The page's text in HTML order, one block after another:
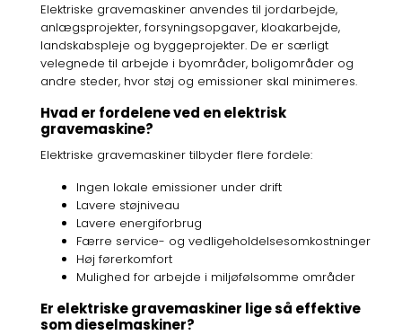
Elektriske gravemaskiner anvendes til jordarbejde,
anlægsprojekter, forsyningsopgaver, kloakarbejde,
landskabspleje og byggeprojekter. De er særligt
velegnede til arbejde i byområder, boligområder og
andre steder, hvor støj og emissioner skal minimeres.
Hvad er fordelene ved en elektrisk
gravemaskine?
Elektriske gravemaskiner tilbyder flere fordele:
Ingen lokale emissioner under drift
Lavere støjniveau
Lavere energiforbrug
Færre service- og vedligeholdelsesomkostninger
Høj førerkomfort
Mulighed for arbejde i miljøfølsomme områder
Er elektriske gravemaskiner lige så effektive
som dieselmaskiner?